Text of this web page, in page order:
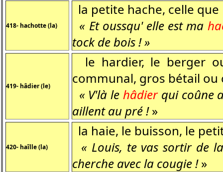
418- hachotte (la)
la petite hache, celle
« Et oussqu' elle est ma
tock de bois ! »
419- hâdier (le)
le hardier, le berger
communal, gros bétail ou
« V'là le hâdierqui coûne
aillent au pré !»
420- haîlle (la)
la haie, le buisson, le
« Louis, te vas sortir de
cherche avec la cougie !»